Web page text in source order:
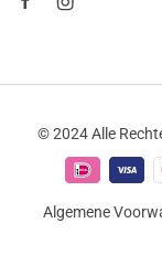
© 2024 Alle
Algemene